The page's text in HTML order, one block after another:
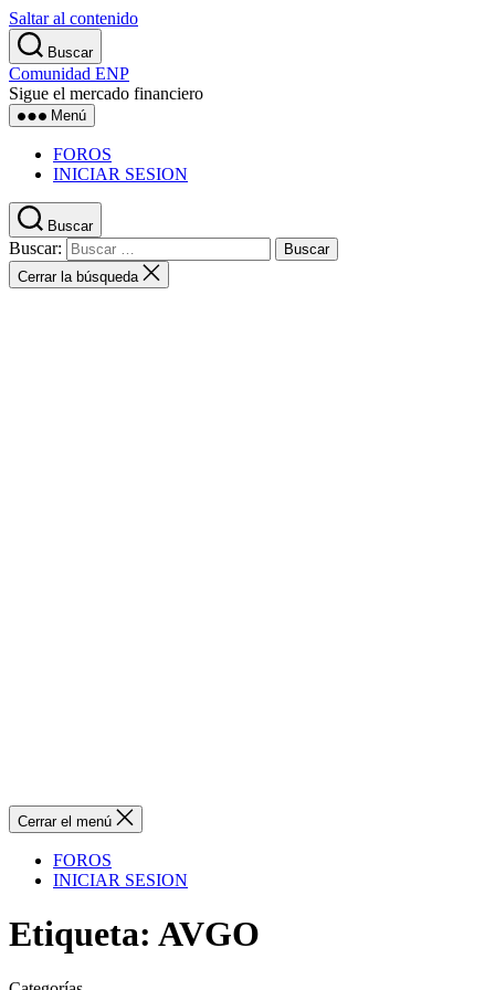
Saltar al contenido
Buscar
Comunidad ENP
Sigue el mercado financiero
Menú
FOROS
INICIAR SESION
Buscar
Buscar:
Cerrar la búsqueda
Cerrar el menú
FOROS
INICIAR SESION
Etiqueta: AVGO